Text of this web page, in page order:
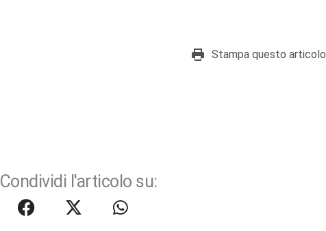
Stampa questo articolo
Condividi l'articolo su: